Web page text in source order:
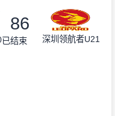
86
已结束 深圳领航者U21